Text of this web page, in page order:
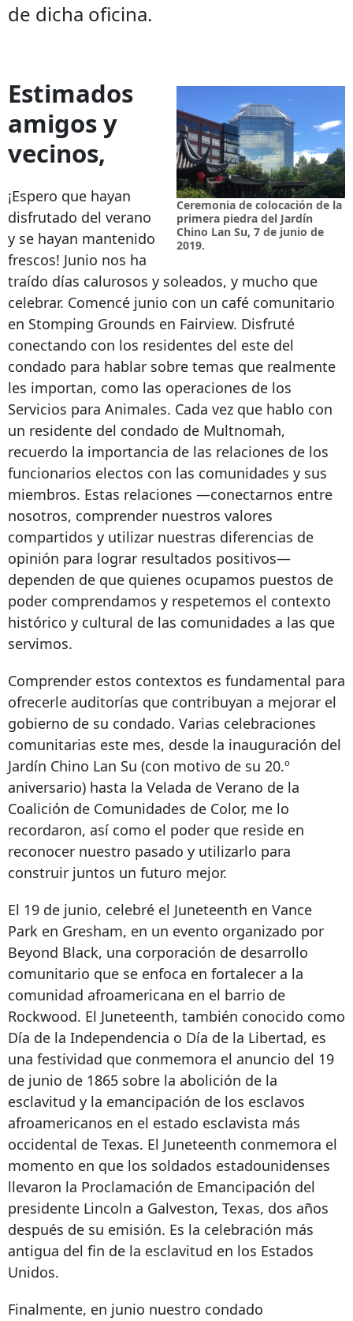
de dicha oficina.
Ceremonia de colocación de la
primera piedra del Jardín
Chino Lan Su, 7 de junio de
2019.
Estimados
amigos y
vecinos,
¡Espero que hayan
disfrutado del verano
y se hayan mantenido
frescos! Junio ​​nos ha
traído días calurosos y soleados, y mucho que
celebrar. Comencé junio con un café comunitario
en Stomping Grounds en Fairview. Disfruté
conectando con los residentes del este del
condado para hablar sobre temas que realmente
les importan, como las operaciones de los
Servicios para Animales. Cada vez que hablo con
un residente del condado de Multnomah,
recuerdo la importancia de las relaciones de los
funcionarios electos con las comunidades y sus
miembros. Estas relaciones —conectarnos entre
nosotros, comprender nuestros valores
compartidos y utilizar nuestras diferencias de
opinión para lograr resultados positivos—
dependen de que quienes ocupamos puestos de
poder comprendamos y respetemos el contexto
histórico y cultural de las comunidades a las que
servimos.
Comprender estos contextos es fundamental para
ofrecerle auditorías que contribuyan a mejorar el
gobierno de su condado. Varias celebraciones
comunitarias este mes, desde la inauguración del
Jardín Chino Lan Su (con motivo de su 20.º
aniversario) hasta la Velada de Verano de la
Coalición de Comunidades de Color, me lo
recordaron, así como el poder que reside en
reconocer nuestro pasado y utilizarlo para
construir juntos un futuro mejor.
El 19 de junio, celebré el Juneteenth en Vance
Park en Gresham, en un evento organizado por
Beyond Black, una corporación de desarrollo
comunitario que se enfoca en fortalecer a la
comunidad afroamericana en el barrio de
Rockwood. El Juneteenth, también conocido como
Día de la Independencia o Día de la Libertad, es
una festividad que conmemora el anuncio del 19
de junio de 1865 sobre la abolición de la
esclavitud y la emancipación de los esclavos
afroamericanos en el estado esclavista más
occidental de Texas. El Juneteenth conmemora el
momento en que los soldados estadounidenses
llevaron la Proclamación de Emancipación del
presidente Lincoln a Galveston, Texas, dos años
después de su emisión. Es la celebración más
antigua del fin de la esclavitud en los Estados
Unidos.
Finalmente, en junio nuestro condado